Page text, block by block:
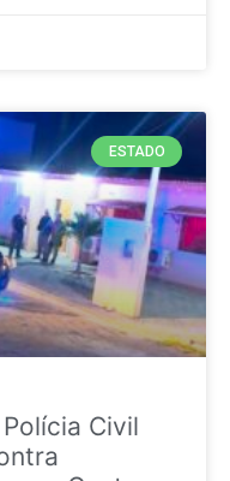
ESTADO
Civil